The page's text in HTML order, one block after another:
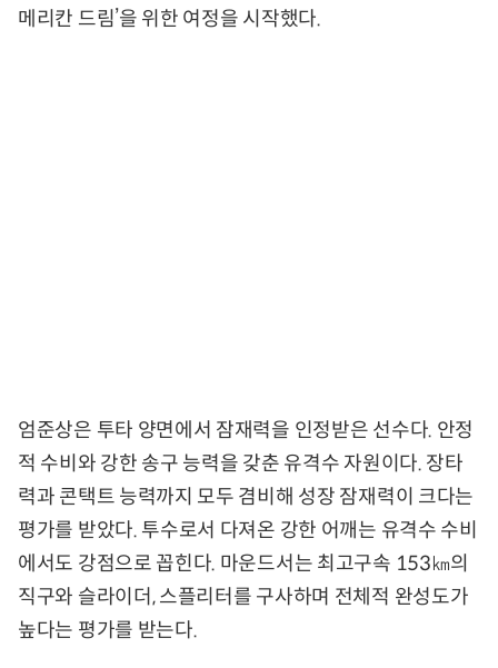
메리칸 드림’을 위한 여정을 시작했다.
엄준상은 투타 양면에서 잠재력을 인정받은 선수다. 안정
적 수비와 강한 송구 능력을 갖춘 유격수 자원이다. 장타
력과 콘택트 능력까지 모두 겸비해 성장 잠재력이 크다는
평가를 받았다. 투수로서 다져온 강한 어깨는 유격수 수비
에서도 강점으로 꼽힌다. 마운드서는 최고구속 153㎞의
직구와 슬라이더, 스플리터를 구사하며 전체적 완성도가
높다는 평가를 받는다.